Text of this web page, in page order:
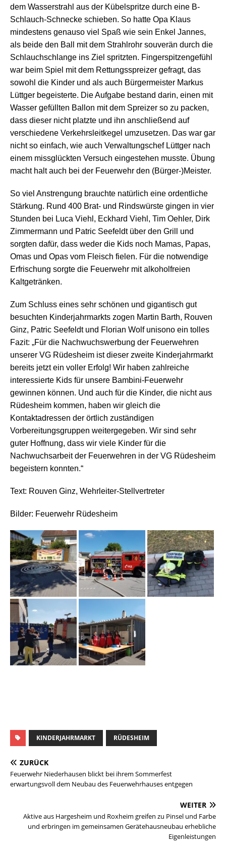
dem Wasserstrahl aus der Kübelspritze durch eine B-
Schlauch-Schnecke schieben. So hatte Opa Klaus
mindestens genauso viel Spaß wie sein Enkel Jannes,
als beide den Ball mit dem Strahlrohr souverän durch die
Schlauchschlange ins Ziel spritzten. Fingerspitzengefühl
war beim Spiel mit dem Rettungsspreizer gefragt, das
sowohl die Kinder und als auch Bürgermeister Markus
Lüttger begeisterte. Die Aufgabe bestand darin, einen mit
Wasser gefüllten Ballon mit dem Spreizer so zu packen,
dass dieser nicht platzte und ihn anschließend auf
verschiedene Verkehrsleitkegel umzusetzen. Das war gar
nicht so einfach, wie auch Verwaltungschef Lüttger nach
einem missglückten Versuch eingestehen musste. Übung
macht halt auch bei der Feuerwehr den (Bürger-)Meister.
So viel Anstrengung brauchte natürlich eine ordentliche
Stärkung. Rund 400 Brat- und Rindswürste gingen in vier
Stunden bei Luca Viehl, Eckhard Viehl, Tim Oehler, Dirk
Zimmermann und Patric Seefeldt über den Grill und
sorgten dafür, dass weder die Kids noch Mamas, Papas,
Omas und Opas vom Fleisch fielen. Für die notwendige
Erfrischung sorgte die Feuerwehr mit alkoholfreien
Kaltgetränken.
Zum Schluss eines sehr schönen und gigantisch gut
besuchten Kinderjahrmarkts zogen Martin Barth, Rouven
Ginz, Patric Seefeldt und Florian Wolf unisono ein tolles
Fazit: „Für die Nachwuchswerbung der Feuerwehren
unserer VG Rüdesheim ist dieser zweite Kinderjahrmarkt
bereits jetzt ein voller Erfolg! Wir haben zahlreiche
interessierte Kids für unsere Bambini-Feuerwehr
gewinnen können. Und auch für die Kinder, die nicht aus
Rüdesheim kommen, haben wir gleich die
Kontaktadressen der örtlich zuständigen
Vorbereitungsgruppen weitergegeben. Wir sind sehr
guter Hoffnung, dass wir viele Kinder für die
Nachwuchsarbeit der Feuerwehren in der VG Rüdesheim
begeistern konnten.“
Text: Rouven Ginz, Wehrleiter-Stellvertreter
Bilder: Feuerwehr Rüdesheim
KINDERJAHRMARKT RÜDESHEIM
ZURÜCK
Feuerwehr Niederhausen blickt bei ihrem Sommerfest
erwartungsvoll dem Neubau des Feuerwehrhauses entgegen
WEITER
Aktive aus Hargesheim und Roxheim greifen zu Pinsel und Farbe
und erbringen im gemeinsamen Gerätehausneubau erhebliche
Eigenleistungen